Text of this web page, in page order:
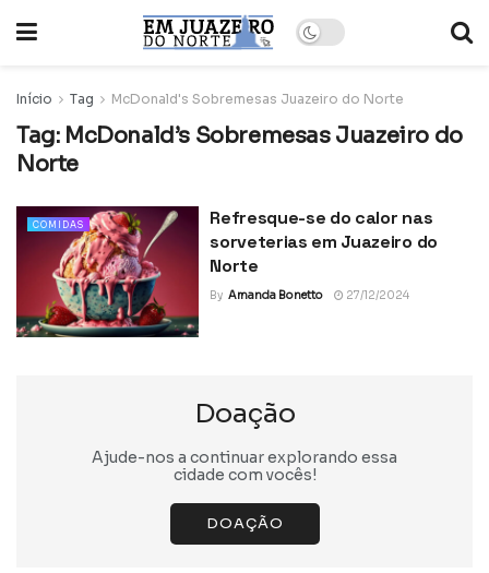
Início Tag McDonald's Sobremesas Juazeiro do Norte
Tag: McDonald’s Sobremesas Juazeiro do
Norte
COMIDAS
Refresque-se do calor nas
sorveterias em Juazeiro do
Norte
By Amanda Bonetto 27/12/2024
Doação
Ajude-nos a continuar explorando essa
cidade com vocês!
DOAÇÃO